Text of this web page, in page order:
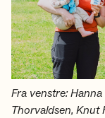
Fra venstre:
Thorvaldsen, Knut